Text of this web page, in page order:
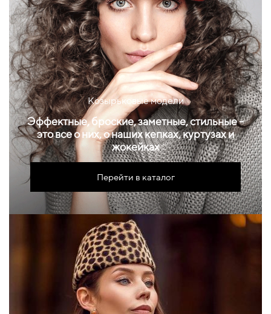
Козырьковые модели
Эффектные, броские, заметные, стильные -
это все о них, о наших кепках, куртузах и
жокейках
Перейти в каталог